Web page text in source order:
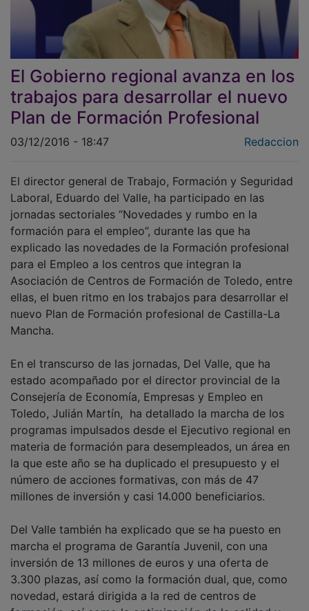
El Gobierno regional avanza en los
trabajos para desarrollar el nuevo
Plan de Formación Profesional
Laboral, Eduardo del Valle, ha participado en las
jornadas sectoriales “Novedades y rumbo en la
formación para el empleo”, durante las que ha
explicado las novedades de la Formación profesional
para el Empleo a los centros que integran la
Asociación de Centros de Formación de Toledo, entre
ellas, el buen ritmo en los trabajos para desarrollar el
nuevo Plan de Formación profesional de Castilla-La
Mancha.
estado acompañado por el director provincial de la
Consejería de Economía, Empresas y Empleo en
Toledo, Julián Martín, ha detallado la marcha de los
programas impulsados desde el Ejecutivo regional en
materia de formación para desempleados, un área en
la que este año se ha duplicado el presupuesto y el
número de acciones formativas, con más de 47
millones de inversión y casi 14.000 beneficiarios.
marcha el programa de Garantía Juvenil, con una
inversión de 13 millones de euros y una oferta de
3.300 plazas, así como la formación dual, que, como
novedad, estará dirigida a la red de centros de
formación, así como la optimización de la calidad y